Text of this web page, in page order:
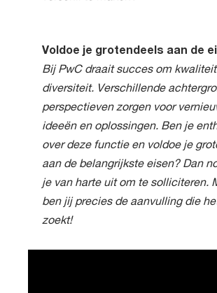
Voldoe je grotendeels aan de
Bij PwC draait succes om
diversiteit. Verschillende
perspectieven zorgen voor
ideeën en oplossingen. Ben je
over deze functie en voldoe je
aan de belangrijkste eisen? Dan
je van harte uit om te solliciteren.
ben jij precies de aanvulling die
zoekt!